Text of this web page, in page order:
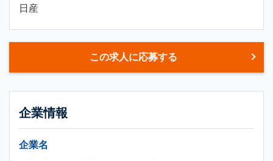
日産
この求人に応募する
企業情報
企業名